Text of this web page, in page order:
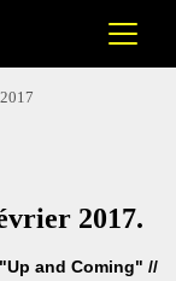
2017.
and Coming" //